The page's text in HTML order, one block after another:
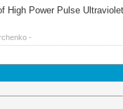
High Power Pulse
-